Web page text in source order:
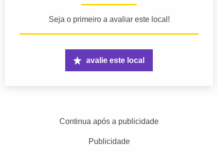
Seja o primeiro a avaliar este local!
avalie este local
Continua após a publicidade
Publicidade